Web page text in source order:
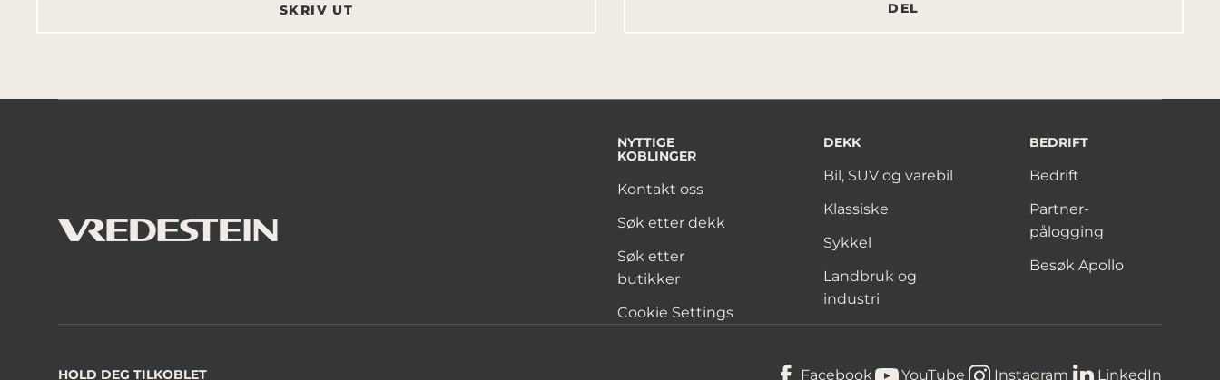
SKRIV UT DEL
NYTTIGE
KOBLINGER
Kontakt oss
Søk etter dekk
Søk etter
butikker
Cookie Settings
DEKK
Bil, SUV og varebil
Klassiske
Sykkel
Landbruk og
industri
BEDRIFT
Bedrift
Partner-
pålogging
Besøk Apollo
HOLD DEG TILKOBLET Facebook YouTube Instagram LinkedIn